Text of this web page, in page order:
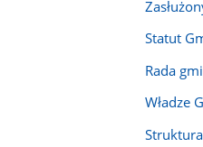
Statut
Rada
Władze